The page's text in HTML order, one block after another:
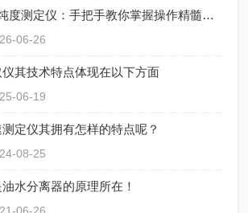
L型二氧化碳纯度测定仪：手把手教你掌握操作精髓，轻松搞定精准检测！
06-26
其技术特点体现在以下方面
06-19
定仪其拥有怎样的特点呢？
08-25
水分离器的原理所在！